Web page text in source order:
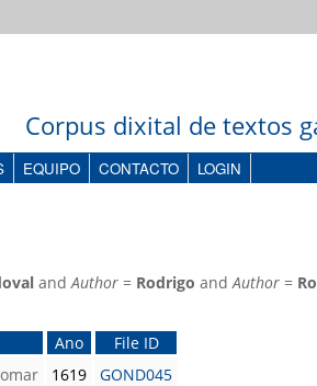
Corpus dixital de textos
EQUIPO CONTACTO LOGIN
and Author = Rodrigo and Author =
Ano
File ID
1619 GOND045